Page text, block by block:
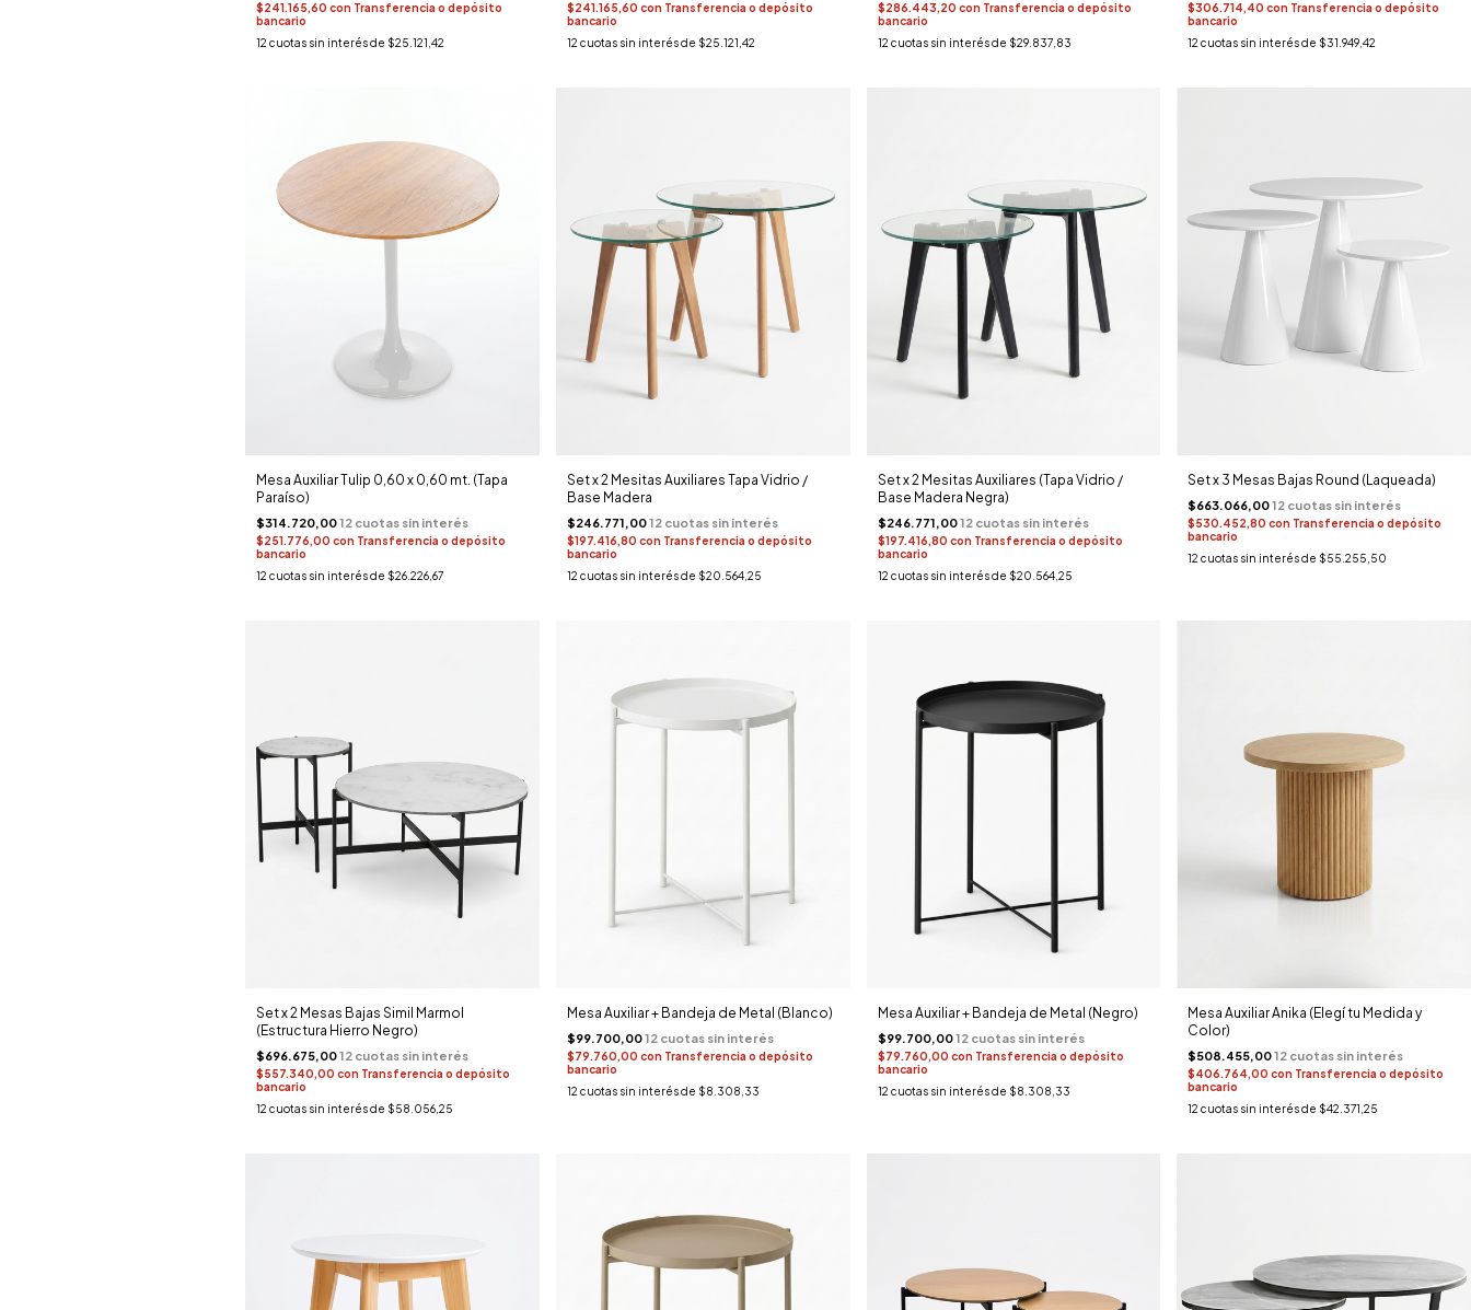
$241.165,60 con Transferencia o depósito
bancario
12 cuotas sin interés de $25.121,42
$241.165,60 con Transferencia o depósito
bancario
12 cuotas sin interés de $25.121,42
$286.443,20 con Transferencia o depósito
bancario
12 cuotas sin interés de $29.837,83
$306.714,40con Transferencia o depósito
bancario
12 cuotas sin interés de $31.949,42
Mesa Auxiliar Tulip 0,60 x 0,60 mt. (Tapa
Paraíso)
$314.720,00
$251.776,00 con Transferencia o depósito
bancario
12 cuotas sin interés de $26.226,67
Set x 2 Mesitas Auxiliares Tapa Vidrio /
Base Madera
$246.771,00
$197.416,80 con Transferencia o depósito
bancario
12 cuotas sin interés de $20.564,25
Set x 2 Mesitas Auxiliares (Tapa Vidrio /
Base Madera Negra)
$246.771,00
$197.416,80 con Transferencia o depósito
bancario
12 cuotas sin interés de $20.564,25
Set x 3 Mesas Bajas Round (Laqueada)
$663.066,00
$530.452,80con Transferencia o depósito
bancario
12 cuotas sin interés de $55.255,50
Set x 2 Mesas Bajas Simil Marmol
(Estructura Hierro Negro)
$696.675,00
$557.340,00 con Transferencia o depósito
bancario
12 cuotas sin interés de $58.056,25
Mesa Auxiliar + Bandeja de Metal (Blanco)
$99.700,00
$79.760,00 con Transferencia o depósito
bancario
12 cuotas sin interés de $8.308,33
Mesa Auxiliar + Bandeja de Metal (Negro)
$99.700,00
$79.760,00 con Transferencia o depósito
bancario
12 cuotas sin interés de $8.308,33
Mesa Auxiliar Anika (Elegí tu Medida y
Color)
$508.455,00
$406.764,00con Transferencia o depósito
bancario
12 cuotas sin interés de $42.371,25